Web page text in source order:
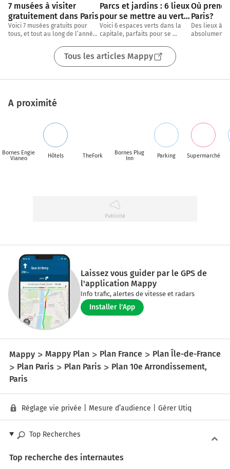
7 musées à visiter
gratuitement dans Paris
Voici 7 musées gratuits pour
tous, et tout au long de l’année,
Parcs et jardins : 6 lieux
pour se mettre au vert
dans Paris
Voici 6 espaces verts dans la
capitale, parfaits pour se
dans les meilleures conditions,
pour
Où
Paris?
Des lieux à
absolument,
Tous les articles Mappy
A proximité
Bornes Engie
Vianeo
Hôtels TheFork
Bornes Plug
Inn
Parking Supermarché
Laissez vous guider par le GPS de
l'application Mappy
Info trafic, alertes de vitesse et radars
Installer l'App
Mappy Mappy Plan Plan France
Plan Île-de-France
Plan Paris
Plan Paris
Plan 10e Arrondissement,
Paris
Réglage vie privée Mesure d’audience Gérer Utiq
Top Recherches
Top recherche des internautes